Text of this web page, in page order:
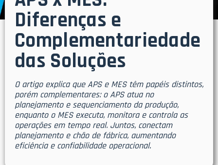
Diferenças e
Complementariedade
das Soluções
O artigo explica que APS e MES têm papéis distintos,
porém complementares: o APS atua no
planejamento e sequenciamento da produção,
enquanto o MES executa, monitora e controla as
operações em tempo real. Juntos, conectam
planejamento e chão de fábrica, aumentando
eficiência e confiabilidade operacional.